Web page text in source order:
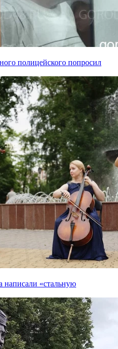
полицейского попросил
«стальную